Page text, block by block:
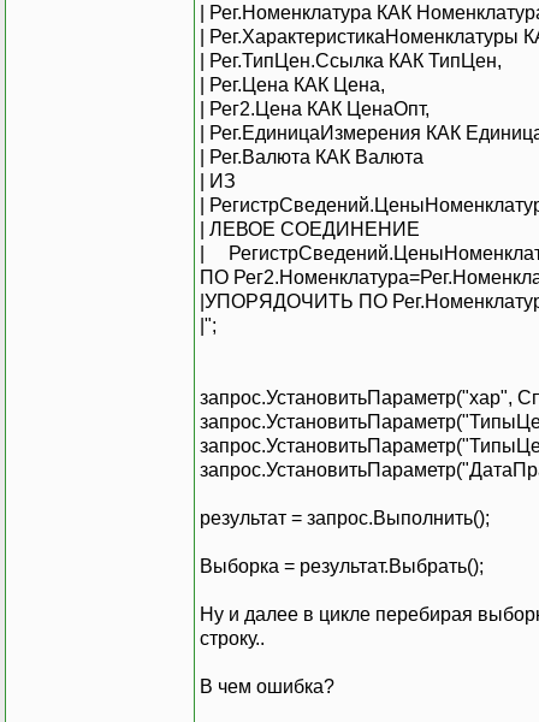
| Рег.Номенклатура КАК
| Рег.ХарактеристикаНоменклатуры
| Рег.ТипЦен.Ссылка КАК ТипЦен,
| Рег.Цена КАК Цена,
| Рег2.Цена КАК ЦенаОпт,
| Рег.ЕдиницаИзмерения КАК
| Рег.Валюта КАК Валюта
| ИЗ
|
| ЛЕВОЕ СОЕДИНЕНИЕ
|
ПО
|УПОРЯДОЧИТЬ ПО
|";
запрос.УстановитьПараметр("хар",
результат = запрос.Выполнить();
Выборка = результат.Выбрать();
Ну и далее в цикле перебирая
строку..
В чем ошибка?